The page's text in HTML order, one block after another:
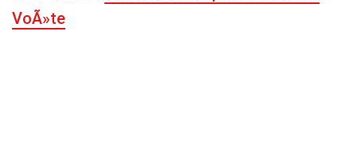
VoÃ»te